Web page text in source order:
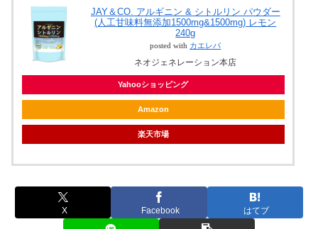
JAY＆CO. アルギニン & シトルリン パウダー
(人工甘味料無添加1500mg&1500mg) レモン
240g
posted with カエレバ
ネオジェネレーション本店
Yahooショッピング
Amazon
楽天市場
X Facebook はてブ